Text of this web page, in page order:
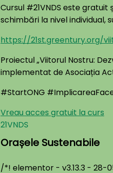
Cursul #21VNDS este
schimbări la nivel individual,
https://21st.greentury.org/
Proiectul „Viitorul Nostru:
implementat de Asociația
#StartONG
Vreau acces gratuit la curs
21VNDS
Orașele Sustenabile
/*! elementor - v3.13.3 - 28-